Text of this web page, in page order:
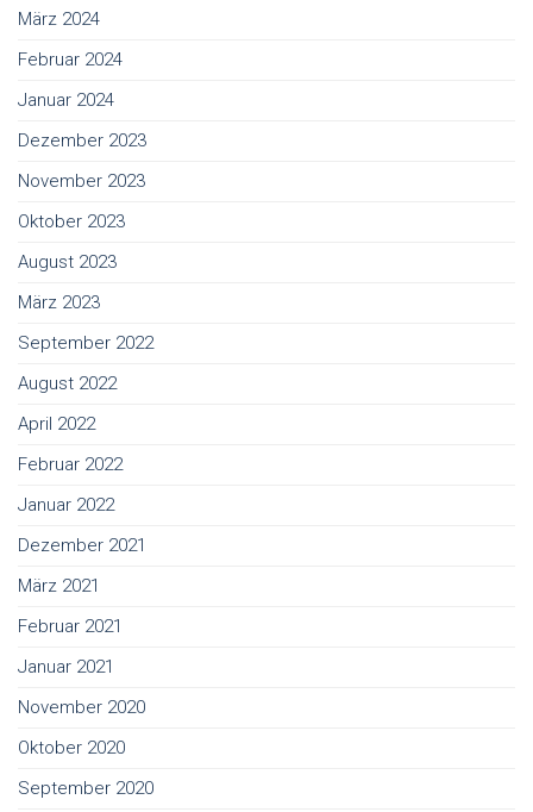
März 2024
Februar 2024
Januar 2024
Dezember 2023
November 2023
Oktober 2023
August 2023
März 2023
September 2022
August 2022
April 2022
Februar 2022
Januar 2022
Dezember 2021
März 2021
Februar 2021
Januar 2021
November 2020
Oktober 2020
September 2020